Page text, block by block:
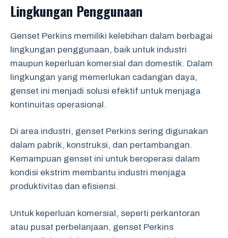
Lingkungan Penggunaan
Genset Perkins memiliki kelebihan dalam berbagai
lingkungan penggunaan, baik untuk industri
maupun keperluan komersial dan domestik. Dalam
lingkungan yang memerlukan cadangan daya,
genset ini menjadi solusi efektif untuk menjaga
kontinuitas operasional.
Di area industri, genset Perkins sering digunakan
dalam pabrik, konstruksi, dan pertambangan.
Kemampuan genset ini untuk beroperasi dalam
kondisi ekstrim membantu industri menjaga
produktivitas dan efisiensi.
Untuk keperluan komersial, seperti perkantoran
atau pusat perbelanjaan, genset Perkins